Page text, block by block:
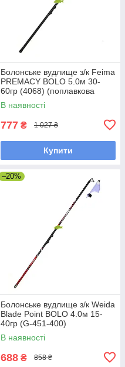
Болонське вудлище з/к Feima
PREMACY BOLO 5.0м 30-
60гр (4068) (поплавкова
вудка)
В наявності
777 ₴ 1 027 ₴
Купити
–20%
Болонське вудлище з/к Weida
Blade Point BOLO 4.0м 15-
40гр (G-451-400)
(поплавкова вудка)
В наявності
688 ₴ 858 ₴